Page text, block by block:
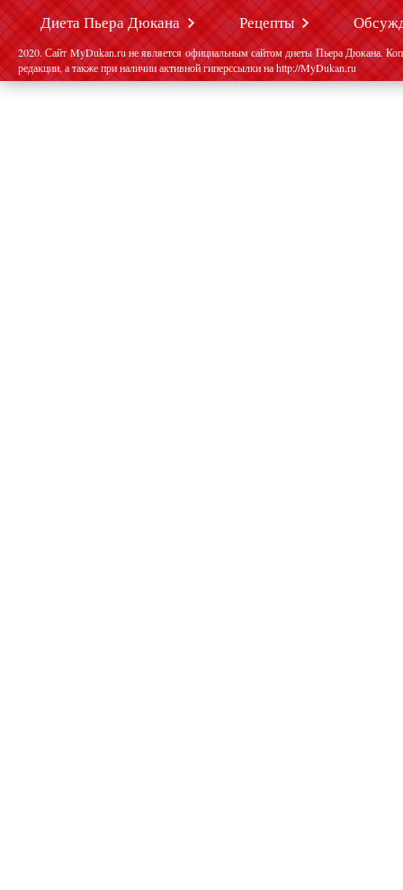
Диета Пьера Дюкана Рецепты
2020. Сайт MyDukan.ru не является официальным сайтом диеты Пьера Дюкана.
редакции, а также при наличии активной гиперссылки на http://MyDukan.ru